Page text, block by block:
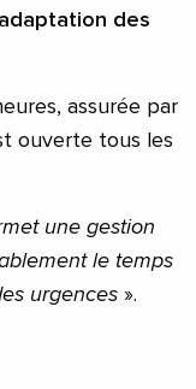
adaptation des
assurée par
ouverte tous les
une gestion
le temps
urgences ».